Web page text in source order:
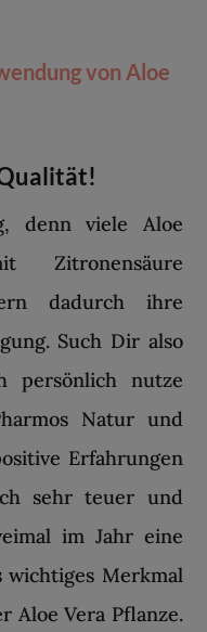
von Aloe
denn viele Aloe
Zitronensäure
dadurch ihre
Such Dir also
persönlich nutze
Natur und
Erfahrungen
sehr teuer und
im Jahr eine
wichtiges Merkmal
Aloe Vera Pflanze.